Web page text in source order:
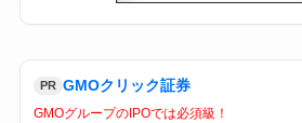
PR GMOクリック証券
GMOグループのIPOでは必須級！